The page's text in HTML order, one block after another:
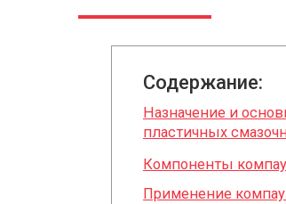
Содержание:
Назначение и
пластичных
Компоненты
Применение